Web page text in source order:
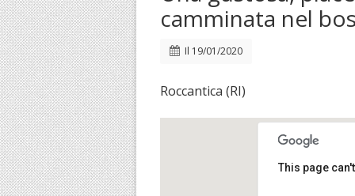
camminata nel
Il 19/01/2020
Roccantica (RI)
This page